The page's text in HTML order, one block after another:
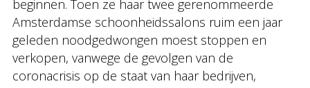
beginnen. Toen ze haar twee gerenommeerde
Amsterdamse schoonheidssalons ruim een jaar
geleden noodgedwongen moest stoppen en
verkopen, vanwege de gevolgen van de
coronacrisis op de staat van haar bedrijven,